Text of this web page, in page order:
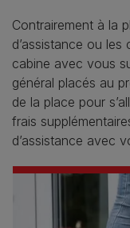
Contrairement à la
d’assistance ou
cabine avec vous
général placés au
de la place pour
frais
d’assistance avec